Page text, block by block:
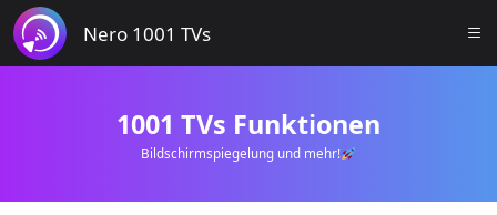
Nero 1001 TVs
1001 TVs Funktionen
Bildschirmspiegelung und mehr!